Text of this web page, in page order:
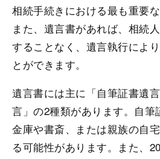
相続手続きにおける最も重要
また、遺言書があれば、相続
することなく、遺言執行によ
とができます。
遺言書には主に「自筆証書遺
言」の2種類があります。自筆
金庫や書斎、または親族の自
る可能性があります。また、